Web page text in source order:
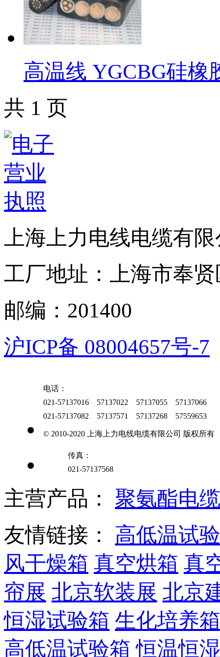
高温线 YGCBG硅橡
共 1 页
上海上力电线电缆有
工厂地址：上海市奉
邮编：201400
沪ICP备 08004657号-7
电话：
021-57137016 57137022 57137055 57137066
021-57137082 57137571 57137268 57559653
© 2010-2020 上海上力电线电缆有限公司 版权所有
传真：
021-57137568
主营产品： 聚氨酯电缆
友情链接： 高低温试
风干燥箱 真空烘箱 真
帘展 北京软装展 北京
恒湿试验箱 生化培养箱
高低温试验箱 恒温恒